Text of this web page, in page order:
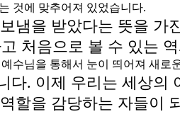
것에 맞추어져 있었습니다.
냄을 받았다는 뜻을 가
처음으로 볼 수 있는
수님을 통해서 눈이 띄어져 새로
다. 이제 우리는 세상의
할을 감당하는 자들이